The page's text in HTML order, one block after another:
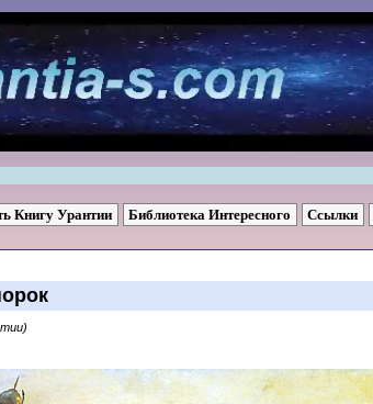
Книгу Урантии Библиотека Интересного Ссылки